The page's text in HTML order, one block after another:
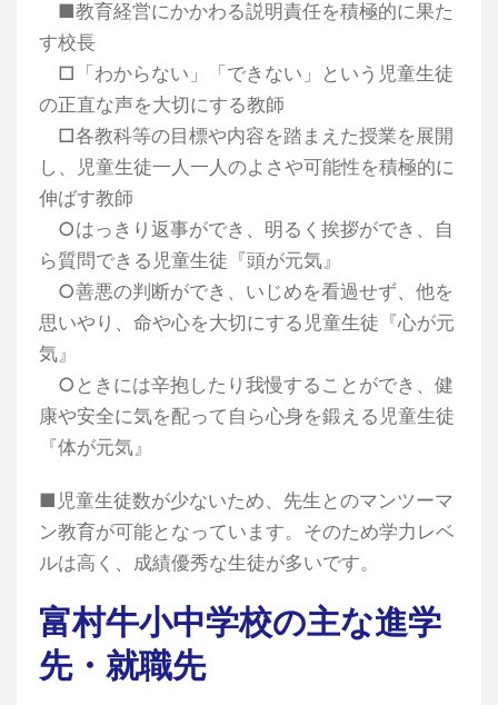
■教育経営にかかわる説明責任を積極的に果た
す校長
□「わからない」「できない」という児童生徒
の正直な声を大切にする教師
□各教科等の目標や内容を踏まえた授業を展開
し、児童生徒一人一人のよさや可能性を積極的に
伸ばす教師
○はっきり返事ができ、明るく挨拶ができ、自
ら質問できる児童生徒『頭が元気』
○善悪の判断ができ、いじめを看過せず、他を
思いやり、命や心を大切にする児童生徒『心が元
気』
○ときには辛抱したり我慢することができ、健
康や安全に気を配って自ら心身を鍛える児童生徒
『体が元気』
■児童生徒数が少ないため、先生とのマンツーマ
ン教育が可能となっています。そのため学力レベ
ルは高く、成績優秀な生徒が多いです。
富村牛小中学校の主な進学
先・就職先